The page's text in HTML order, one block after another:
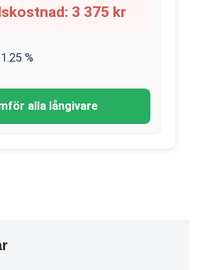
3 375 kr
%
alla långivare